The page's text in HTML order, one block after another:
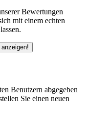
Bewertungen
mit einem echten
anzeigen!
Benutzern abgegeben
Sie einen neuen